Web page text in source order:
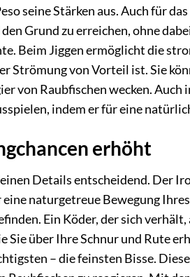
seine Stärken aus. Auch für
Grund zu erreichen, ohne
Beim Jiggen ermöglicht die
Strömung von Vorteil ist. Sie
von Raubfischen wecken.
indem er für eine
erhöht
Details entscheidend. Der
naturgetreue Bewegung
Ein Köder, der sich
über Ihre Schnur und Rute
– die feinsten Bisse.